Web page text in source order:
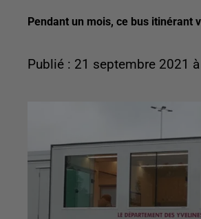
Pendant un mois, ce bus itinérant
Publié : 21 septembre 2021